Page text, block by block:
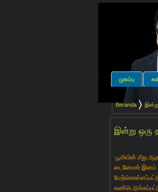
முகப்பு
Beranda
இன்று
பூமியின் மீது
டைனோசர் இனம்